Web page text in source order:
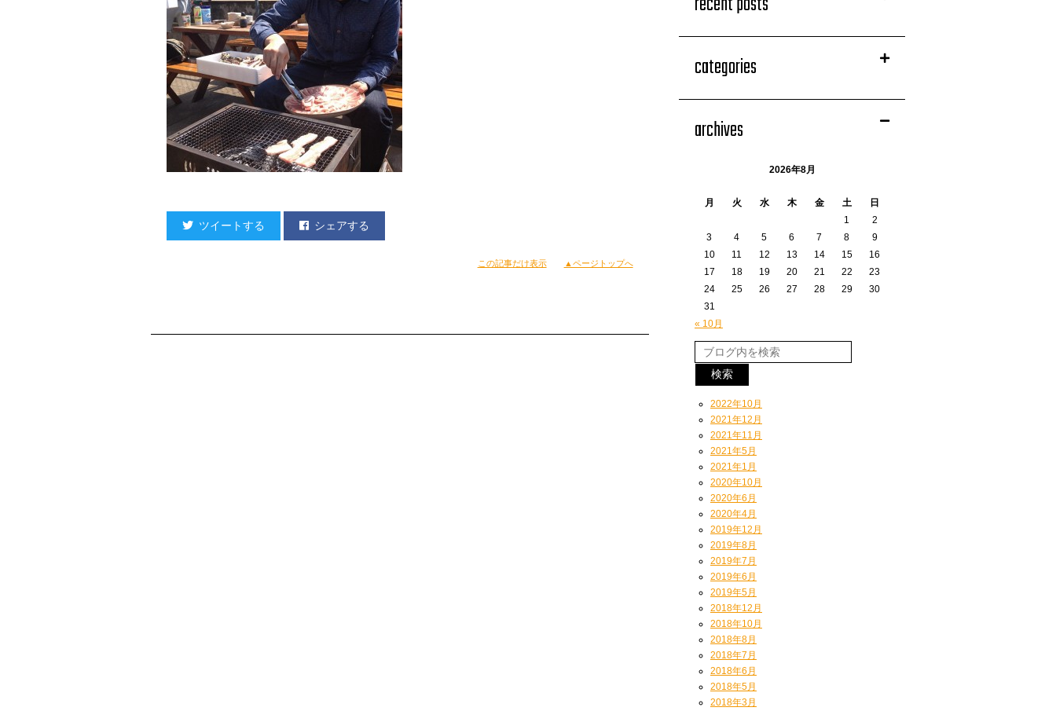
ツイートする シェアする
この記事だけ表示 ▲ページトップへ
categories
archives
2026年8月
月 火 水 木 金 土
日
1
2
3
4 5 6 7 8
9
10
11 12 13 14 15
16
17
18 19 20 21 22
23
24
25 26 27 28 29
30
31
« 10月
2022年10月
2021年12月
2021年11月
2021年5月
2021年1月
2020年10月
2020年6月
2020年4月
2019年12月
2019年8月
2019年7月
2019年6月
2019年5月
2018年12月
2018年10月
2018年8月
2018年7月
2018年6月
2018年5月
2018年3月